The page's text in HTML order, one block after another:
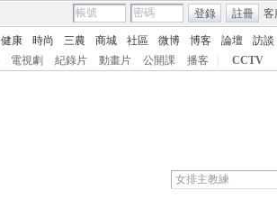
客
登錄 註冊
健康 時尚 三農 商城 社區 微博 博客 論壇 訪談
電視劇 紀錄片 動畫片 公開課 播客 CCTV